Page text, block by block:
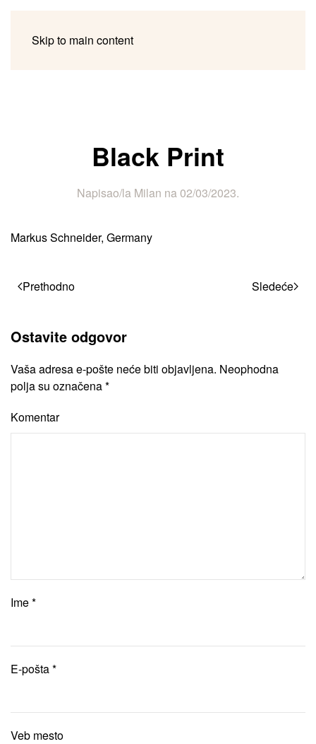
Skip to main content
Black Print
Napisao/la Milan na02/03/2023.
Markus Schneider, Germany
Prethodno Sledeće
Ostavite odgovor
Vaša adresa e-pošte neće biti objavljena. Neophodna
polja su označena*
Komentar
Ime*
E-pošta*
Veb mesto